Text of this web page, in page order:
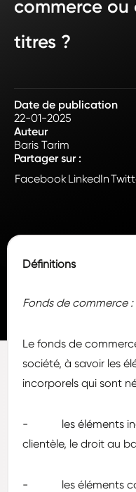
commerce ou
titres ?
Date de publication
22-01-2025
Auteur
Baris Tarim
Partager sur :
FacebookLinkedIn
Définitions
Fonds de commerce :
Le fonds de
société, à savoir les
incorporels qui sont
- les éléments
clientèle, le droit au
- les éléments